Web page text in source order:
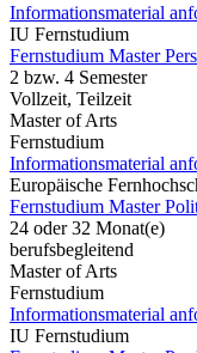
Informationsmaterial
IU Fernstudium
Fernstudium Master
2 bzw. 4 Semester
Vollzeit, Teilzeit
Master of Arts
Fernstudium
Informationsmaterial
Europäische
Fernstudium Master
24 oder 32 Monat(e)
berufsbegleitend
Master of Arts
Fernstudium
Informationsmaterial
IU Fernstudium